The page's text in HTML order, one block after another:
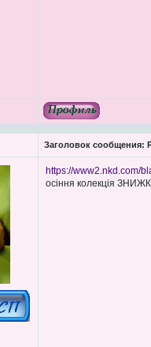
Заголовок сообщения:
https://www2.nkd.com/
осіння колекція